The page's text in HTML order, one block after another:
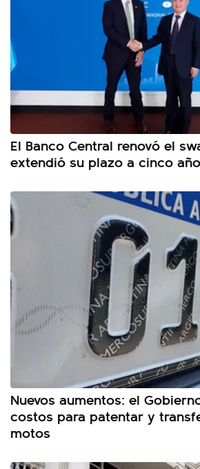
El Banco Central renovó el
extendió su plazo a cinco
Nuevos aumentos: el
costos para patentar y
motos